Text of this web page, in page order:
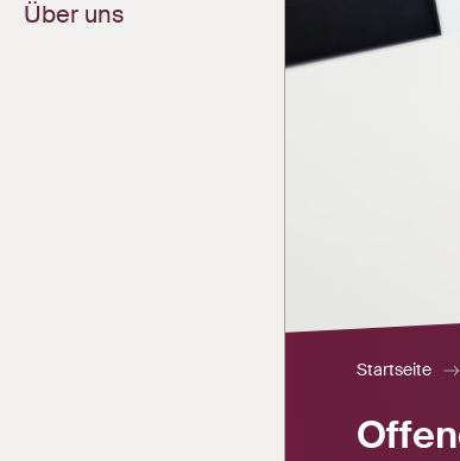
Jetzt bewerben
Kandidatensuche
Über uns
Startseite